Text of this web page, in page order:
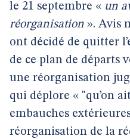
le 21 septembre « un
réorganisation ». Avis
ont décidé de quitter
de ce plan de départs
une réorganisation
qui déplore « "qu’on
embauches
réorganisation de la